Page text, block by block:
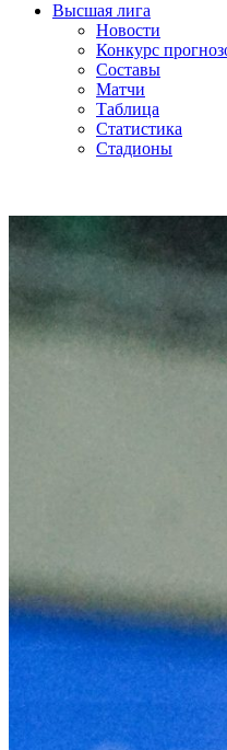
Высшая лига
Новости
Конкурс
Составы
Матчи
Таблица
Статистика
Стадионы